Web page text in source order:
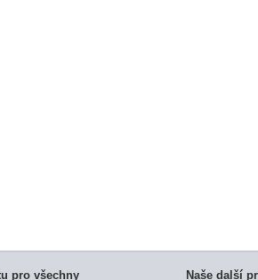
pro všechny Naše další